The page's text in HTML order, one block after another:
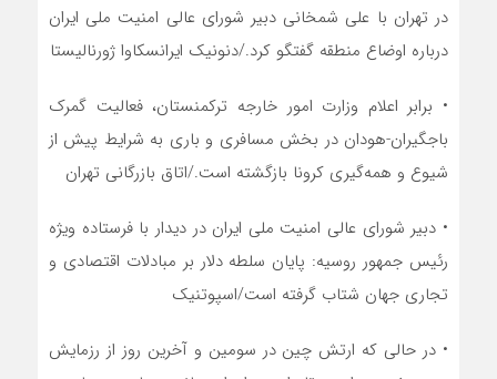
در تهران با علی شمخانی دبیر شورای عالی امنیت ملی ایران
درباره اوضاع منطقه گفتگو کرد./دنونیک ایرانسکاوا ژورنالیستا
• برابر اعلام وزارت امور خارجه ترکمنستان، فعالیت گمرک
باجگیران-هودان در بخش مسافری و باری به شرایط پیش از
شیوع و همه‌گیری کرونا بازگشته است./اتاق بازرگانی تهران
• دبیر شورای عالی امنیت ملی ایران در دیدار با فرستاده ویژه
رئیس جمهور روسیه: پایان سلطه دلار بر مبادلات اقتصادی و
تجاری جهان شتاب گرفته است/اسپوتنیک
• در حالی که ارتش چین در سومین و آخرین روز از رزمایش